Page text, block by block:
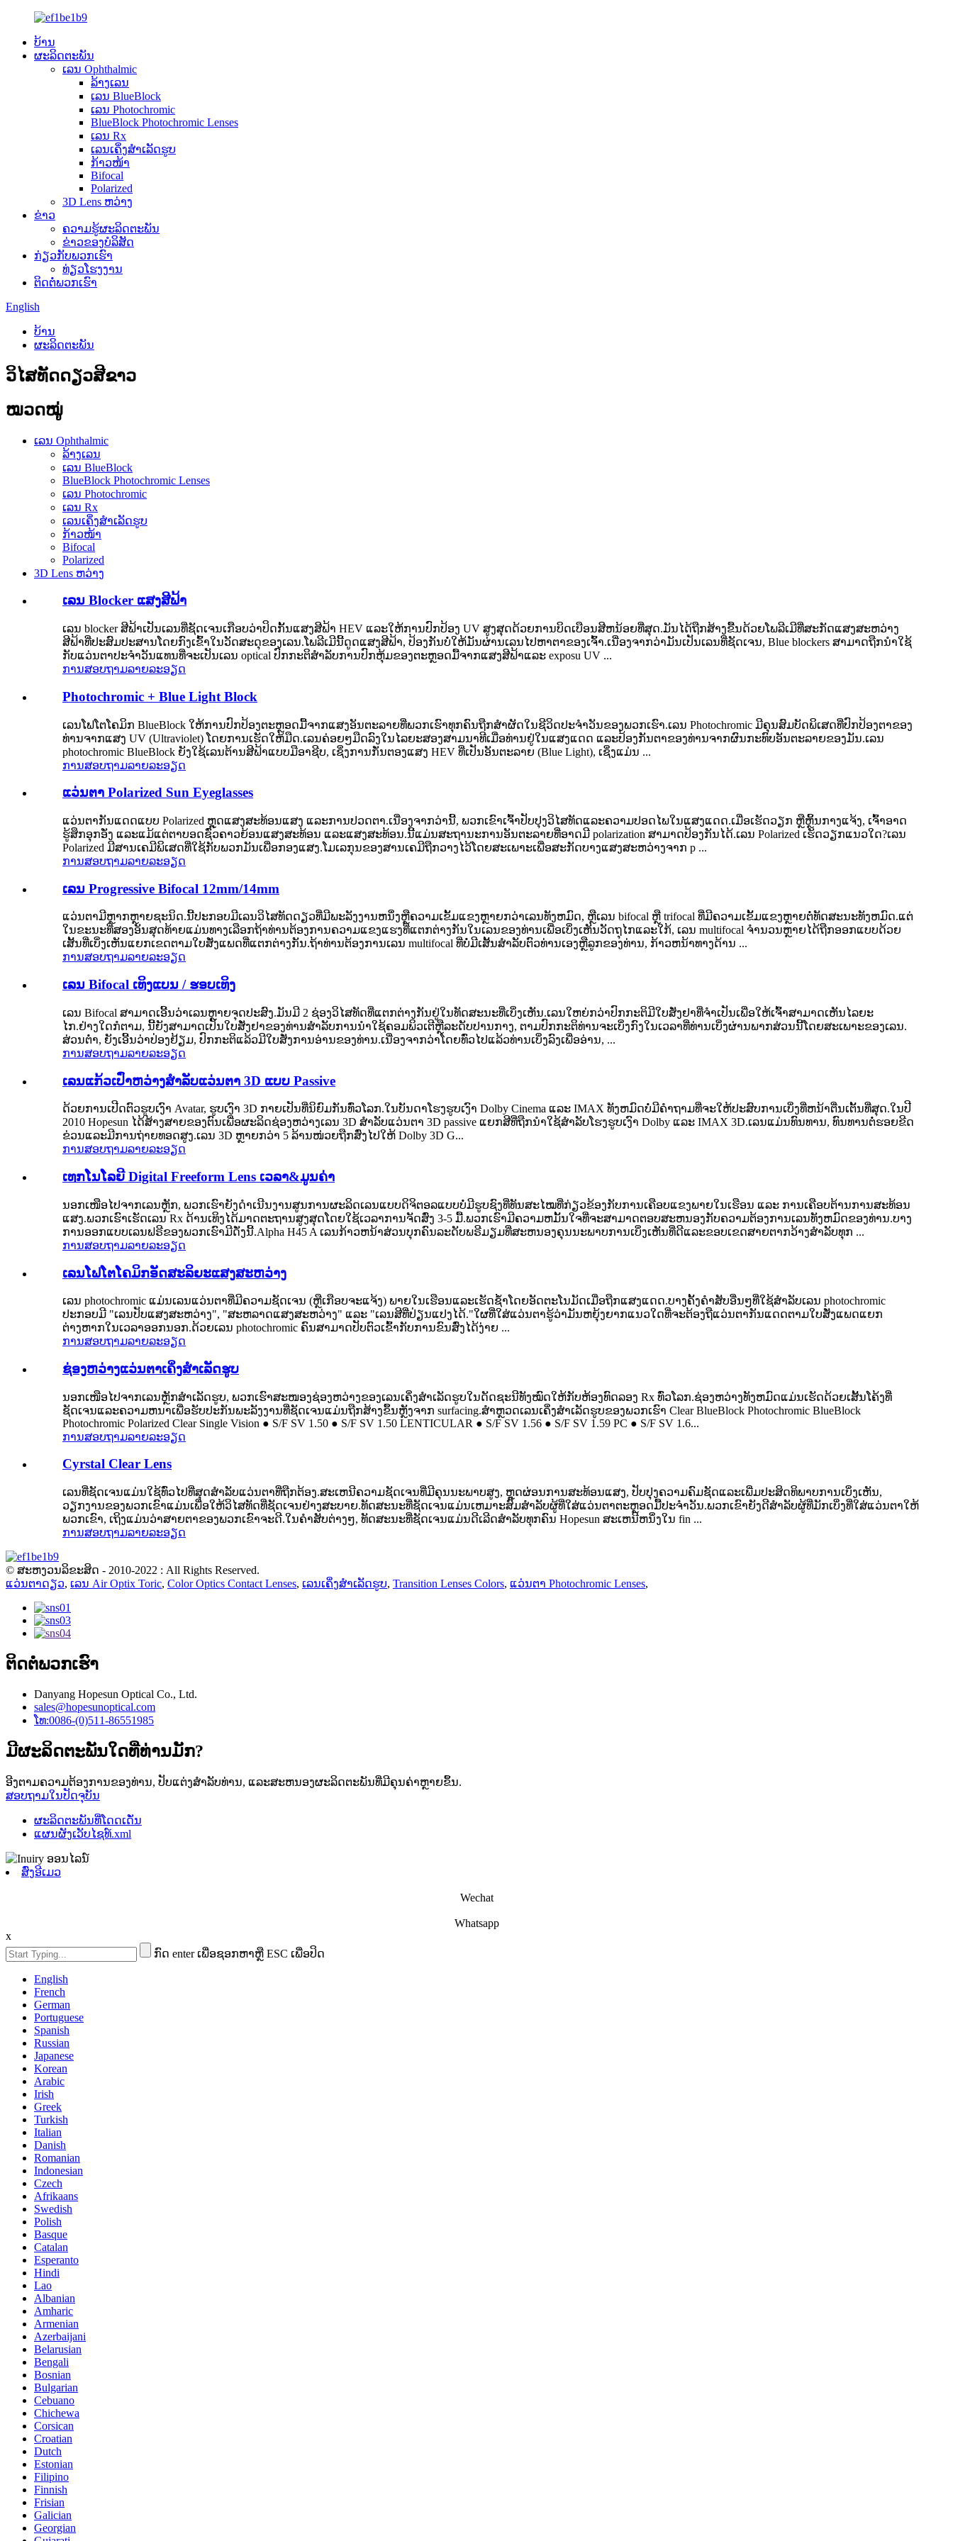
ບ້ານ
ຜະລິດຕະພັນ
ເລນ Ophthalmic
ລ້າງເລນ
ເລນ BlueBlock
ເລນ Photochromic
BlueBlock Photochromic Lenses
ເລນ Rx
ເລນເຄິ່ງສຳເລັດຮູບ
ກ້າວໜ້າ
Bifocal
Polarized
3D Lens ຫວ່າງ
ຂ່າວ
ຄວາມຮູ້ຜະລິດຕະພັນ
ຂ່າວຂອງບໍລິສັດ
ກ່ຽວ​ກັບ​ພວກ​ເຮົາ
ທ່ຽວໂຮງງານ
ຕິດ​ຕໍ່​ພວກ​ເຮົາ
English
ບ້ານ
ຜະລິດຕະພັນ
ວິໄສທັດດຽວສີຂາວ
ໝວດໝູ່
ເລນ Ophthalmic
ລ້າງເລນ
ເລນ BlueBlock
BlueBlock Photochromic Lenses
ເລນ Photochromic
ເລນ Rx
ເລນເຄິ່ງສຳເລັດຮູບ
ກ້າວໜ້າ
Bifocal
Polarized
3D Lens ຫວ່າງ
ເລນ Blocker ແສງສີຟ້າ
ເລນ blocker ສີຟ້າເປັນເລນທີ່ຊັດເຈນເກືອບວ່າປິດກັ້ນແສງສີຟ້າ HEV ແລະໃຫ້ການປົກປ້ອງ UV ສູງສຸດດ້ວຍການບິດເບືອນສີຫນ້ອຍທີ່ສຸດ.ມັນໄດ້ຖືກສ້າງຂື້ນດ້ວຍໂພລີເມີທີ່ສະກັດແສງສະຫວ່າງ
ສີຟ້າທີ່ປະສົມປະສານໂດຍກົງເຂົ້າໃນວັດສະດຸຂອງເລນ.ໂພລີເມີນີ້ດູດແສງສີຟ້າ, ປ້ອງກັນບໍ່ໃຫ້ມັນຜ່ານເລນໄປຫາຕາຂອງເຈົ້າ.ເນື່ອງຈາກວ່າມັນເປັນເລນທີ່ຊັດເຈນ, Blue blockers ສາມາດຖືກນໍາໃຊ້
ກັບແວ່ນຕາປະຈໍາວັນແທນທີ່ຈະເປັນເລນ optical ປົກກະຕິສໍາລັບການປົກຫຸ້ມຂອງຕະຫຼອດມື້ຈາກແສງສີຟ້າແລະ exposu UV ...
ການສອບຖາມລາຍລະອຽດ
Photochromic + Blue Light Block
ເລນໂຟໂຕໂຄມິກ BlueBlock ໃຫ້ການປົກປ້ອງຕະຫຼອດມື້ຈາກແສງອັນຕະລາຍທີ່ພວກເຮົາທຸກຄົນຖືກສໍາຜັດໃນຊີວິດປະຈໍາວັນຂອງພວກເຮົາ.ເລນ Photochromic ມີຄຸນສົມບັດພິເສດທີ່ປົກປ້ອງຕາຂອງ
ທ່ານຈາກແສງ UV (Ultraviolet) ໂດຍການເຮັດໃຫ້ມືດ.ເລນຄ່ອຍໆມືດລົງໃນໄລຍະສອງສາມນາທີເມື່ອທ່ານຢູ່ໃນແສງແດດ ແລະປ້ອງກັນຕາຂອງທ່ານຈາກຜົນກະທົບອັນຕະລາຍຂອງມັນ.ເລນ
photochromic BlueBlock ຍັງໃຊ້ເລນຕ້ານສີຟ້າແບບມືອາຊີບ, ເຊິ່ງການກັ່ນຕອງແສງ HEV ທີ່ເປັນອັນຕະລາຍ (Blue Light), ເຊິ່ງແມ່ນ ...
ການສອບຖາມລາຍລະອຽດ
ແວ່ນຕາ Polarized Sun Eyeglasses
ແວ່ນຕາກັນແດດແບບ Polarized ຫຼຸດແສງສະທ້ອນແສງ ແລະການປວດຕາ.ເນື່ອງຈາກວ່ານີ້, ພວກເຂົາເຈົ້າປັບປຸງວິໄສທັດແລະຄວາມປອດໄພໃນແສງແດດ.ເມື່ອເຮັດວຽກ ຫຼືຫຼິ້ນກາງແຈ້ງ, ເຈົ້າອາດ
ຮູ້ສຶກອຸກອັ່ງ ແລະແມ້ແຕ່ຕາບອດຊົ່ວຄາວຍ້ອນແສງສະທ້ອນ ແລະແສງສະທ້ອນ.ນີ້ແມ່ນສະຖານະການອັນຕະລາຍທີ່ອາດມີ polarization ສາມາດປ້ອງກັນໄດ້.ເລນ Polarized ເຮັດວຽກແນວໃດ?ເລນ
Polarized ມີສານເຄມີພິເສດທີ່ໃຊ້ກັບພວກມັນເພື່ອກອງແສງ.ໂມເລກຸນຂອງສານເຄມີຖືກວາງໄວ້ໂດຍສະເພາະເພື່ອສະກັດບາງແສງສະຫວ່າງຈາກ p ...
ການສອບຖາມລາຍລະອຽດ
ເລນ Progressive Bifocal 12mm/14mm
ແວ່ນຕາມີຫຼາກຫຼາຍຊະນິດ.ນີ້ປະກອບມີເລນວິໄສທັດດຽວທີ່ມີພະລັງງານຫນຶ່ງຫຼືຄວາມເຂັ້ມແຂງຫຼາຍກວ່າເລນທັງຫມົດ, ຫຼືເລນ bifocal ຫຼື trifocal ທີ່ມີຄວາມເຂັ້ມແຂງຫຼາຍຕໍ່ທັດສະນະທັງຫມົດ.ແຕ່
ໃນຂະນະທີ່ສອງອັນສຸດທ້າຍແມ່ນທາງເລືອກຖ້າທ່ານຕ້ອງການຄວາມແຂງແຮງທີ່ແຕກຕ່າງກັນໃນເລນຂອງທ່ານເພື່ອເບິ່ງເຫັນວັດຖຸໄກແລະໃກ້, ເລນ multifocal ຈໍານວນຫຼາຍໄດ້ຖືກອອກແບບດ້ວຍ
ເສັ້ນທີ່ເບິ່ງເຫັນແຍກເຂດຕາມໃບສັ່ງແພດທີ່ແຕກຕ່າງກັນ.ຖ້າທ່ານຕ້ອງການເລນ multifocal ທີ່ບໍ່ມີເສັ້ນສໍາລັບຕົວທ່ານເອງຫຼືລູກຂອງທ່ານ, ກ້າວຫນ້າທາງດ້ານ ...
ການສອບຖາມລາຍລະອຽດ
ເລນ Bifocal ເທິງແບນ / ຮອບເທິງ
ເລນ Bifocal ສາມາດເອີ້ນວ່າເລນຫຼາຍຈຸດປະສົງ.ມັນມີ 2 ຊ່ອງວິໄສທັດທີ່ແຕກຕ່າງກັນຢູ່ໃນທັດສະນະທີ່ເບິ່ງເຫັນ.ເລນໃຫຍ່ກວ່າປົກກະຕິມີໃບສັ່ງຢາທີ່ຈຳເປັນເພື່ອໃຫ້ເຈົ້າສາມາດເຫັນໄລຍະ
ໄກ.ຢ່າງໃດກໍຕາມ, ນີ້ຍັງສາມາດເປັນໃບສັ່ງຢາຂອງທ່ານສໍາລັບການນໍາໃຊ້ຄອມພິວເຕີຫຼືລະດັບປານກາງ, ຕາມປົກກະຕິທ່ານຈະເບິ່ງກົງໃນເວລາທີ່ທ່ານເບິ່ງຜ່ານພາກສ່ວນນີ້ໂດຍສະເພາະຂອງເລນ.
ສ່ວນຕ່ໍາ, ຍັງເອີ້ນວ່າປ່ອງຢ້ຽມ, ປົກກະຕິແລ້ວມີໃບສັ່ງການອ່ານຂອງທ່ານ.ເນື່ອງຈາກວ່າໂດຍທົ່ວໄປແລ້ວທ່ານເບິ່ງລົງເພື່ອອ່ານ, ...
ການສອບຖາມລາຍລະອຽດ
ເລນແກ້ວເປົ່າຫວ່າງສຳລັບແວ່ນຕາ 3D ແບບ Passive
ດ້ວຍການເປີດຕົວຮູບເງົາ Avatar, ຮູບເງົາ 3D ກາຍເປັນທີ່ນິຍົມກັນທົ່ວໂລກ.ໃນ​ບັນ​ດາ​ໂຮງ​ຮູບ​ເງົາ Dolby Cinema ແລະ IMAX ທັງ​ຫມົດ​ບໍ່​ມີ​ຄໍາ​ຖາມ​ທີ່​ຈະ​ໃຫ້​ປະ​ສົບ​ການ​ເບິ່ງ​ທີ່​ຫນ້າ​ຕື່ນ​ເຕັ້ນ​ທີ່​ສຸດ​.ໃນປີ
2010 Hopesun ໄດ້ສ້າງສາຍຂອງຕົນເພື່ອຜະລິດຊ່ອງຫວ່າງເລນ 3D ສໍາລັບແວ່ນຕາ 3D passive ແຍກສີທີ່ຖືກນໍາໃຊ້ສໍາລັບໂຮງຮູບເງົາ Dolby ແລະ IMAX 3D.ເລນແມ່ນທົນທານ, ທົນທານຕໍ່ຮອຍຂີດ
ຂ່ວນແລະມີການຖ່າຍທອດສູງ.ເລນ 3D ຫຼາຍ​ກວ່າ 5 ລ້ານ​ໜ່ວຍ​ຖືກ​ສົ່ງ​ໄປ​ໃຫ້ Dolby 3D G...
ການສອບຖາມລາຍລະອຽດ
ເທກໂນໂລຍີ Digital Freeform Lens ເວລາ&ມູນຄ່າ
ນອກເໜືອໄປຈາກເລນຫຼັກ, ພວກເຮົາຍັງດຳເນີນງານສູນການຜະລິດເລນແບບດິຈິຕອລແບບບໍ່ມີຮູບຊົງທີ່ທັນສະໄໝທີ່ກ່ຽວຂ້ອງກັບການເຄືອບແຂງພາຍໃນເຮືອນ ແລະ ການເຄືອບຕ້ານການສະທ້ອນ
ແສງ.ພວກເຮົາເຮັດເລນ Rx ດ້ານເທິງໄດ້ມາດຕະຖານສູງສຸດໂດຍໃຊ້ເວລາການຈັດສົ່ງ 3-5 ມື້.ພວກ​ເຮົາ​ມີ​ຄວາມ​ຫມັ້ນ​ໃຈ​ທີ່​ຈະ​ສາ​ມາດ​ຕອບ​ສະ​ຫນອງ​ກັບ​ຄວາມ​ຕ້ອງ​ການ​ເລນ​ທັງ​ຫມົດ​ຂອງ​ທ່ານ​.ບາງ
ການອອກແບບເລນຟຣີຂອງພວກເຮົາມີດັ່ງນີ້.Alpha H45 A ເລນກ້າວຫນ້າສ່ວນບຸກຄົນລະດັບພຣີມຽມທີ່ສະຫນອງຄຸນນະພາບການເບິ່ງເຫັນທີ່ດີແລະຂອບເຂດສາຍຕາກວ້າງສໍາລັບທຸກ ...
ການສອບຖາມລາຍລະອຽດ
ເລນໂຟໂຕໂຄມິກອັດສະລິຍະແສງສະຫວ່າງ
ເລນ photochromic ແມ່ນເລນແວ່ນຕາທີ່ມີຄວາມຊັດເຈນ (ຫຼືເກືອບຈະແຈ້ງ) ພາຍໃນເຮືອນແລະເຮັດຊ້ໍາໂດຍອັດຕະໂນມັດເມື່ອຖືກແສງແດດ.ບາງຄັ້ງຄໍາສັບອື່ນໆທີ່ໃຊ້ສໍາລັບເລນ photochromic
ປະກອບມີ "ເລນປັບແສງສະຫວ່າງ", "ສະຫລາດແສງສະຫວ່າງ" ແລະ "ເລນສີທີ່ປ່ຽນແປງໄດ້."ໃຜທີ່ໃສ່ແວ່ນຕາຮູ້ວ່າມັນຫຍຸ້ງຍາກແນວໃດທີ່ຈະຕ້ອງຖືແວ່ນຕາກັນແດດຕາມໃບສັ່ງແພດແຍກ
ຕ່າງຫາກໃນເວລາອອກນອກ.ດ້ວຍເລນ photochromic ຄົນສາມາດປັບຕົວເຂົ້າກັບການຂົນສົ່ງໄດ້ງ່າຍ ...
ການສອບຖາມລາຍລະອຽດ
ຊ່ອງຫວ່າງແວ່ນຕາເຄິ່ງສໍາເລັດຮູບ
ນອກເໜືອໄປຈາກເລນຫຼັກສຳເລັດຮູບ, ພວກເຮົາສະໜອງຊ່ອງຫວ່າງຂອງເລນເຄິ່ງສຳເລັດຮູບໃນດັດຊະນີທັງໝົດໃຫ້ກັບຫ້ອງທົດລອງ Rx ທົ່ວໂລກ.ຊ່ອງຫວ່າງທັງຫມົດແມ່ນເຮັດດ້ວຍເສັ້ນໂຄ້ງທີ່
ຊັດເຈນແລະຄວາມຫນາເພື່ອຮັບປະກັນພະລັງງານທີ່ຊັດເຈນແມ່ນຖືກສ້າງຂຶ້ນຫຼັງຈາກ surfacing.ສຳຫຼວດເລນເຄິ່ງສຳເລັດຮູບຂອງພວກເຮົາ Clear BlueBlock Photochromic BlueBlock
Photochromic Polarized Clear Single Vision ● S/F SV 1.50 ● S/F SV 1.50 LENTICULAR ● S/F SV 1.56 ● S/F SV 1.59 PC ● S/F SV 1.6...
ການສອບຖາມລາຍລະອຽດ
Cyrstal Clear Lens
ເລນທີ່ຊັດເຈນແມ່ນໃຊ້ທົ່ວໄປທີ່ສຸດສໍາລັບແວ່ນຕາທີ່ຖືກຕ້ອງ.ສະເຫນີຄວາມຊັດເຈນທີ່ມີຄຸນນະພາບສູງ, ຫຼຸດຜ່ອນການສະທ້ອນແສງ, ປັບປຸງຄວາມຄົມຊັດແລະເພີ່ມປະສິດທິພາບການເບິ່ງເຫັນ,
ວຽກງານຂອງພວກເຂົາແມ່ນເພື່ອໃຫ້ວິໄສທັດທີ່ຊັດເຈນຢ່າງສະບາຍ.ທັດສະນະທີ່ຊັດເຈນແມ່ນເຫມາະສົມສໍາລັບຜູ້ທີ່ໃສ່ແວ່ນຕາຕະຫຼອດມື້ປະຈໍາວັນ.ພວກເຂົາຍັງດີສໍາລັບຜູ້ທີ່ມັກເບິ່ງທີ່ໃສ່ແວ່ນຕາໃຫ້
ພວກເຂົາ, ເຖິງແມ່ນວ່າສາຍຕາຂອງພວກເຂົາຈະດີ.ໃນຄໍາສັບຕ່າງໆ, ທັດສະນະທີ່ຊັດເຈນແມ່ນດີເລີດສໍາລັບທຸກຄົນ Hopesun ສະເຫນີຫນຶ່ງໃນ fin ...
ການສອບຖາມລາຍລະອຽດ
© ສະຫງວນລິຂະສິດ - 2010-2022 : All Rights Reserved.
ແວ່ນຕາດຽວ, ເລນ Air Optix Toric, Color Optics Contact Lenses, ເລນເຄິ່ງສໍາເລັດຮູບ, Transition Lenses Colors, ແວ່ນຕາ Photochromic Lenses,
ຕິດ​ຕໍ່​ພວກ​ເຮົາ
Danyang Hopesun Optical Co., Ltd.
sales@hopesunoptical.com
ໂທ:0086-(0)511-86551985
ມີຜະລິດຕະພັນໃດທີ່ທ່ານມັກ?
ອີງຕາມຄວາມຕ້ອງການຂອງທ່ານ, ປັບແຕ່ງສໍາລັບທ່ານ, ແລະສະຫນອງຜະລິດຕະພັນທີ່ມີຄຸນຄ່າຫຼາຍຂຶ້ນ.
ສອບ​ຖາມ​ໃນ​ປັດ​ຈຸ​ບັນ​
ຜະລິດຕະພັນທີ່ໂດດເດັ່ນ
ແຜນຜັງເວັບໄຊທ໌.xml
ສົ່ງອີເມວ
Wechat
Whatsapp
x
ກົດ enter ເພື່ອຊອກຫາຫຼື ESC ເພື່ອປິດ
English
French
German
Portuguese
Spanish
Russian
Japanese
Korean
Arabic
Irish
Greek
Turkish
Italian
Danish
Romanian
Indonesian
Czech
Afrikaans
Swedish
Polish
Basque
Catalan
Esperanto
Hindi
Lao
Albanian
Amharic
Armenian
Azerbaijani
Belarusian
Bengali
Bosnian
Bulgarian
Cebuano
Chichewa
Corsican
Croatian
Dutch
Estonian
Filipino
Finnish
Frisian
Galician
Georgian